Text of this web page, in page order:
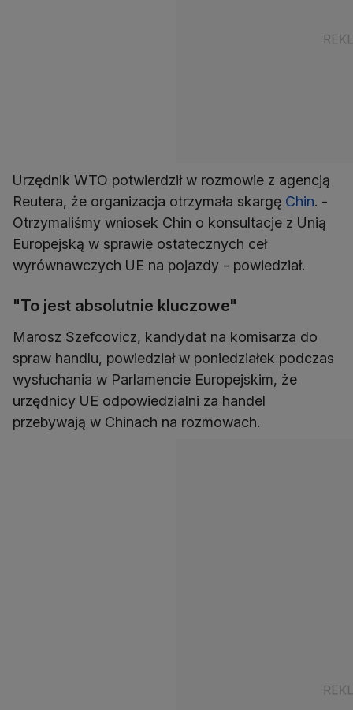
Urzędnik WTO potwierdził w rozmowie z agencją
Reutera, że organizacja otrzymała skargę Chin. -
Otrzymaliśmy wniosek Chin o konsultacje z Unią
Europejską w sprawie ostatecznych ceł
wyrównawczych UE na pojazdy - powiedział.
"To jest absolutnie kluczowe"
Marosz Szefcovicz, kandydat na komisarza do
spraw handlu, powiedział w poniedziałek podczas
wysłuchania w Parlamencie Europejskim, że
urzędnicy UE odpowiedzialni za handel
przebywają w Chinach na rozmowach.